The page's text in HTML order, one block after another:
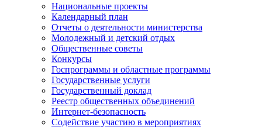
Национальные проекты
Календарный план
Отчеты о деятельности министерства
Молодежный и детский отдых
Общественные советы
Конкурсы
Госпрограммы и областные программы
Государственные услуги
Государственный доклад
Реестр общественных объединений
Интернет-безопасность
Содействие участию в мероприятиях